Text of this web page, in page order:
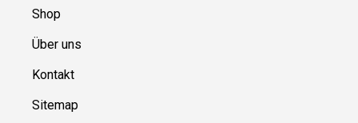
Shop
Über uns
Kontakt
Sitemap